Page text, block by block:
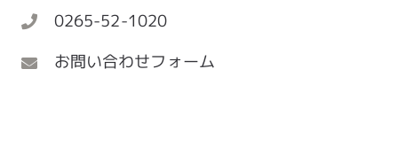
0265-52-1020
お問い合わせフォーム